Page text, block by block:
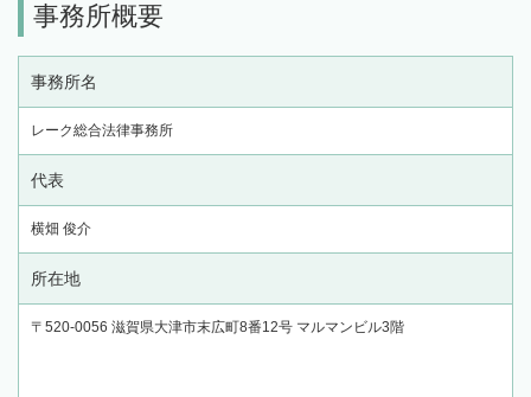
事務所概要
事務所名
レーク総合法律事務所
代表
横畑 俊介
所在地
〒520-0056 滋賀県大津市末広町8番12号 マルマンビル3階